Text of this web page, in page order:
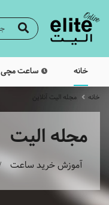
خانه ساعت مچی
خانه مجله الیت آنلاین
مجله الیت
آموزش خرید ساعت